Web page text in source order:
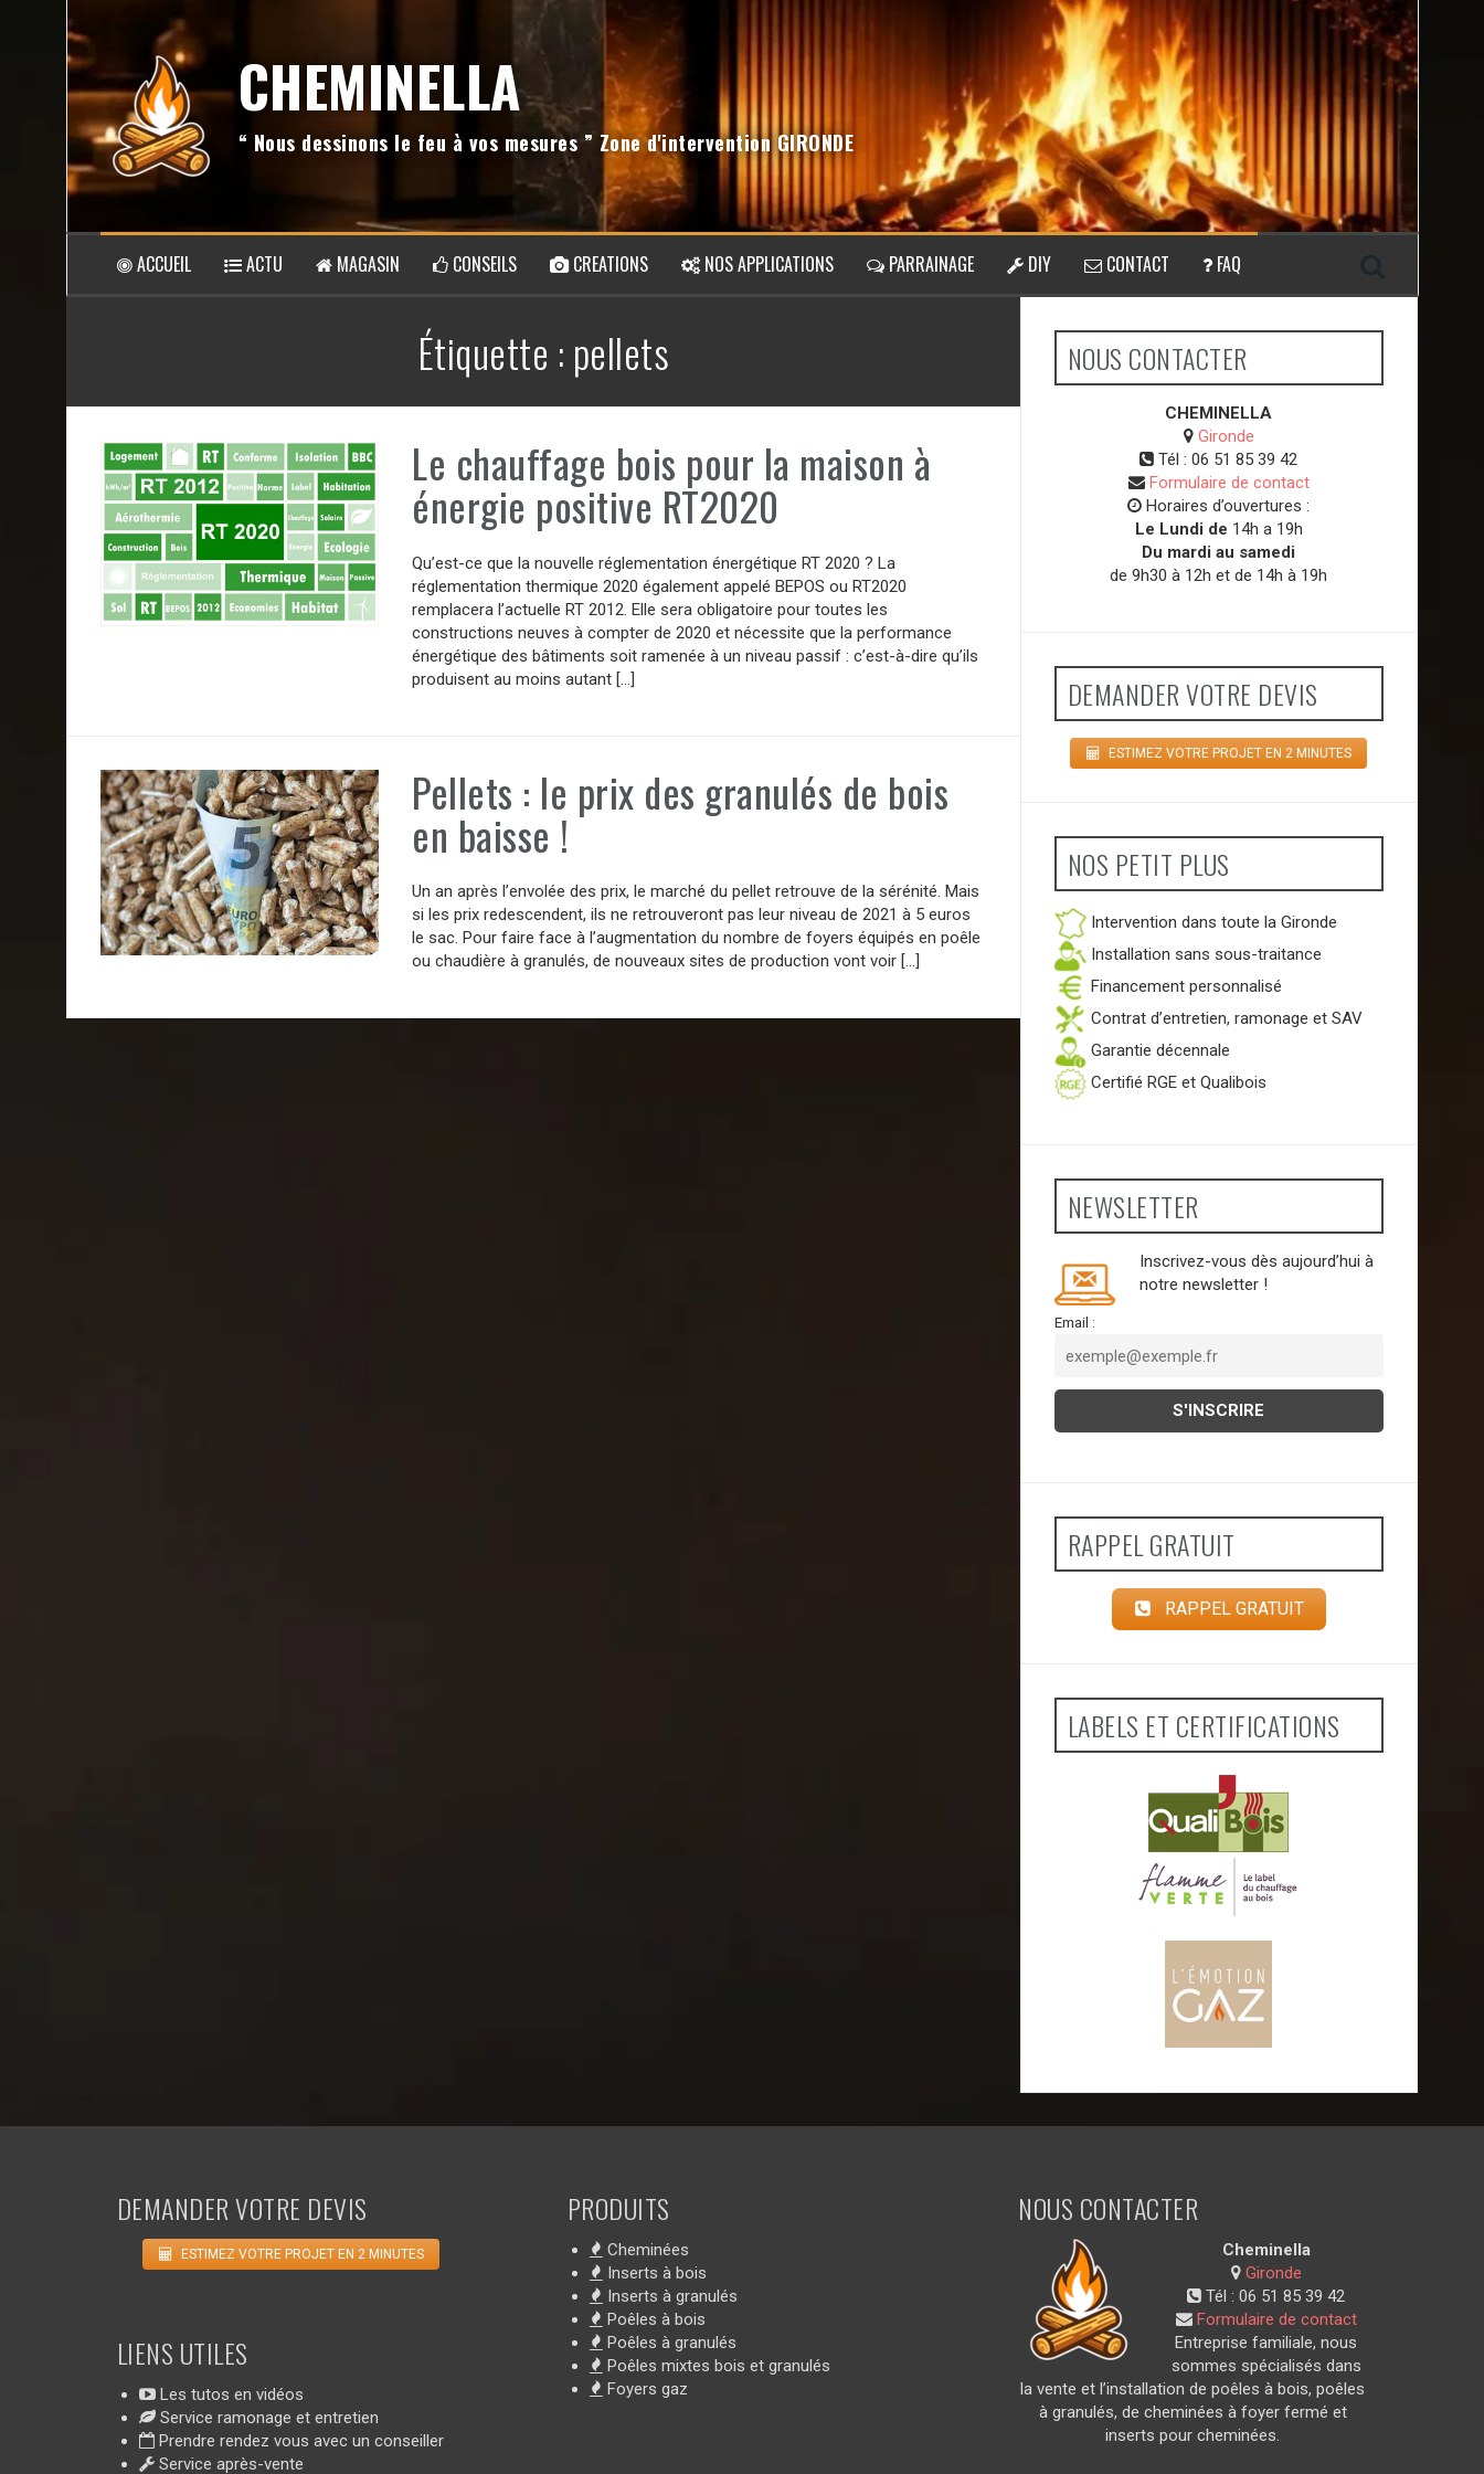
CHEMINELLA
“ Nous dessinons le feu à vos mesures ” Zone d'intervention GIRONDE
ACCUEIL ACTU MAGASIN CONSEILS CREATIONS NOS APPLICATIONS PARRAINAGE DIY CONTACT FAQ
Étiquette : pellets
Le chauffage bois pour la maison à
énergie positive RT2020
Qu’est-ce que la nouvelle réglementation énergétique RT 2020 ? La
réglementation thermique 2020 également appelé BEPOS ou RT2020
remplacera l’actuelle RT 2012. Elle sera obligatoire pour toutes les
constructions neuves à compter de 2020 et nécessite que la performance
énergétique des bâtiments soit ramenée à un niveau passif : c’est-à-dire qu’ils
produisent au moins autant […]
Pellets : le prix des granulés de bois
en baisse !
Un an après l’envolée des prix, le marché du pellet retrouve de la sérénité. Mais
si les prix redescendent, ils ne retrouveront pas leur niveau de 2021 à 5 euros
le sac. Pour faire face à l’augmentation du nombre de foyers équipés en poêle
ou chaudière à granulés, de nouveaux sites de production vont voir […]
NOUS CONTACTER
CHEMINELLA
Gironde
Tél : 06 51 85 39 42
Formulaire de contact
Horaires d’ouvertures :
Le Lundi de 14h a 19h
Du mardi au samedi
de 9h30 à 12h et de 14h à 19h
DEMANDER VOTRE DEVIS
ESTIMEZ VOTRE PROJET EN 2 MINUTES
NOS PETIT PLUS
Intervention dans toute la Gironde
Installation sans sous-traitance
Financement personnalisé
Contrat d’entretien, ramonage et SAV
Garantie décennale
Certifié RGE et Qualibois
NEWSLETTER
Inscrivez-vous dès aujourd’hui à
notre newsletter !
Email :
RAPPEL GRATUIT
RAPPEL GRATUIT
LABELS ET CERTIFICATIONS
DEMANDER VOTRE DEVIS
ESTIMEZ VOTRE PROJET EN 2 MINUTES
LIENS UTILES
Les tutos en vidéos
Service ramonage et entretien
Prendre rendez vous avec un conseiller
Service après-vente
PRODUITS
Cheminées
Inserts à bois
Inserts à granulés
Poêles à bois
Poêles à granulés
Poêles mixtes bois et granulés
Foyers gaz
NOUS CONTACTER
Cheminella
Gironde
Tél :06 51 85 39 42
Formulaire de contact
Entreprise familiale, nous
sommes spécialisés dans
la vente et l’installation de poêles à bois, poêles
à granulés, de cheminées à foyer fermé et
inserts pour cheminées.